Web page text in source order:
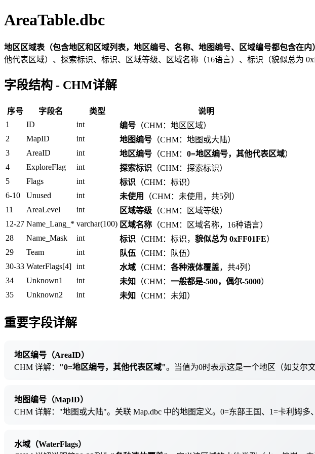
AreaTable.dbc
地区区域表（包含地区和区域列表，地区编号、名称、地图编号、区域编号都包含在内
他代表区域）、探索标识、标识、区域等级、区域名称（16语言）、标识（貌似总为
字段结构 - CHM详解
序号 字段名 类型
说明
1
ID int 编号 （CHM：地区区域）
2
MapID int 地图编号 （CHM：地图或大陆）
3
AreaID int 地区编号 （CHM： 0=地区编号，其他代表区域）
4
ExploreFlag int 探索标识 （CHM：探索标识）
5
Flags int 标识 （CHM：标识）
6-10
Unused int 未使用
（CHM：未使用，共5列）
11
AreaLevel int 区域等级 （CHM：区域等级）
12-27 Name_Lang_* varchar(100) 区域名称 （CHM：区域名称，16种语言）
28
Name_Mask int 标识 （CHM：标识， 貌似总为 0xFF01FE）
29
Team int 队伍 （CHM：队伍）
30-33 WaterFlags[4] int 水域 （CHM： 各种液体覆盖，共4列）
34
Unknown1 int 未知 （CHM： 一般都是-500，偶尔-5000）
35
Unknown2 int 未知 （CHM：未知）
重要字段详解
地区编号（AreaID）
CHM 详解： "0=地区编号，其他代表区域"。当值为0时表示这是一个地区（如艾尔
地图编号（MapID）
CHM 详解："地图或大陆"。关联 Map.dbc 中的地图定义。0=东部王国、1=卡利姆多
水域（WaterFlags）